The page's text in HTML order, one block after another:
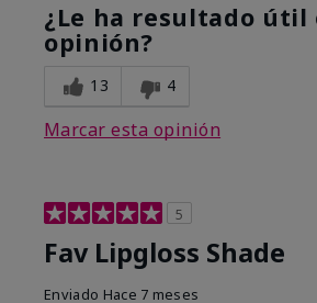
¿Le ha resultado útil
opinión?
13 4
Marcar esta opinión
5
Fav Lipgloss Shade
Enviado Hace 7 meses